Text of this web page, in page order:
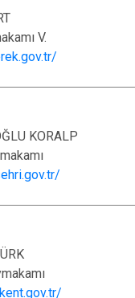
V.
KORALP